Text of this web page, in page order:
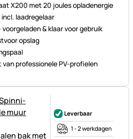
X200 met 20 joules opladenergie
laadregelaar
voorgeladen & klaar voor gebruik
opslag
professionele PV-profielen
Leverbaar
1 - 2 werkdagen